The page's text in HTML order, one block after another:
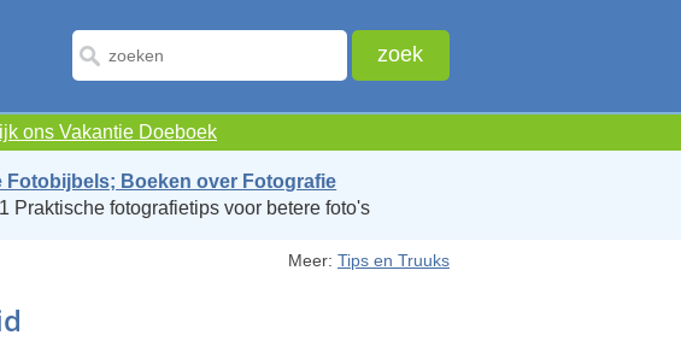
ons Vakantie Doeboek
Fotobijbels; Boeken over Fotografie
Praktische fotografietips voor betere foto's
Meer: Tips en Truuks